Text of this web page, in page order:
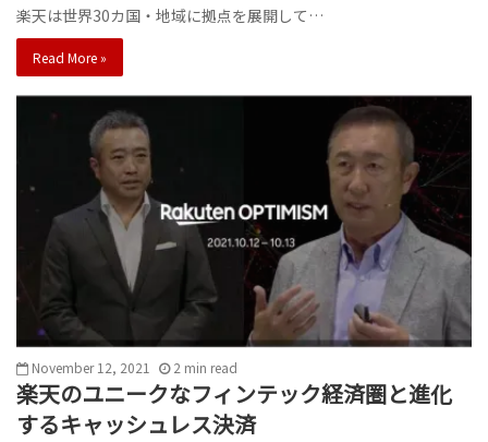
楽天は世界30カ国・地域に拠点を展開して…
Read More »
November 12, 2021 2 min read
楽天のユニークなフィンテック経済圏と進化
するキャッシュレス決済